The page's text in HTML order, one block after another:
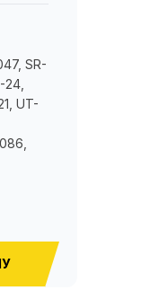
SR-
UT-